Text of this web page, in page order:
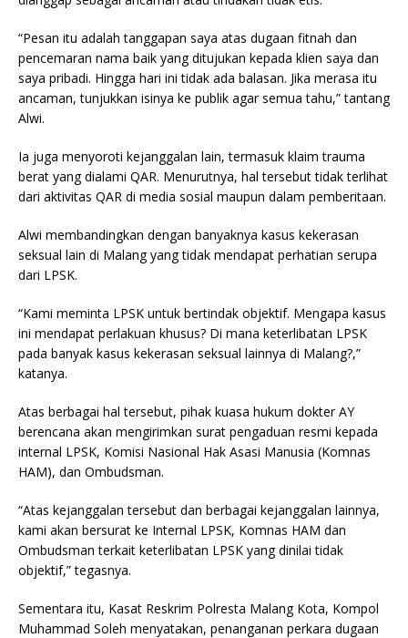
“Pesan itu adalah tanggapan saya atas dugaan fitnah dan
pencemaran nama baik yang ditujukan kepada klien saya dan
saya pribadi. Hingga hari ini tidak ada balasan. Jika merasa itu
ancaman, tunjukkan isinya ke publik agar semua tahu,” tantang
Alwi.
Ia juga menyoroti kejanggalan lain, termasuk klaim trauma
berat yang dialami QAR. Menurutnya, hal tersebut tidak terlihat
dari aktivitas QAR di media sosial maupun dalam pemberitaan.
Alwi membandingkan dengan banyaknya kasus kekerasan
seksual lain di Malang yang tidak mendapat perhatian serupa
dari LPSK.
“Kami meminta LPSK untuk bertindak objektif. Mengapa kasus
ini mendapat perlakuan khusus? Di mana keterlibatan LPSK
pada banyak kasus kekerasan seksual lainnya di Malang?,”
katanya.
Atas berbagai hal tersebut, pihak kuasa hukum dokter AY
berencana akan mengirimkan surat pengaduan resmi kepada
internal LPSK, Komisi Nasional Hak Asasi Manusia (Komnas
HAM), dan Ombudsman.
“Atas kejanggalan tersebut dan berbagai kejanggalan lainnya,
kami akan bersurat ke Internal LPSK, Komnas HAM dan
Ombudsman terkait keterlibatan LPSK yang dinilai tidak
objektif,” tegasnya.
Sementara itu, Kasat Reskrim Polresta Malang Kota, Kompol
Muhammad Soleh menyatakan, penanganan perkara dugaan